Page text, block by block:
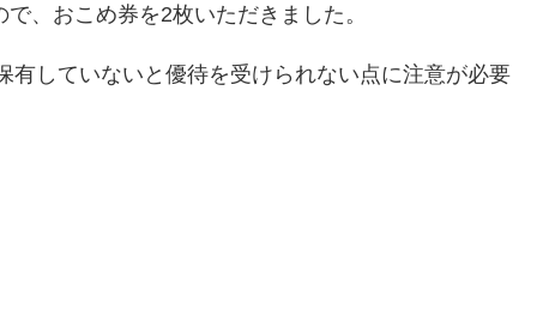
、おこめ券を2枚いただきました。
していないと優待を受けられない点に注意が必要